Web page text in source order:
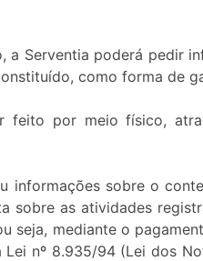
Serventia poderá pedir
como forma de
por meio físico,
informações sobre o
sobre as atividades
seja, mediante o
nº 8.935/94 (Lei dos